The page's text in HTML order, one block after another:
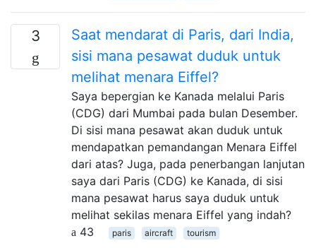
3
Saat mendarat di Paris, dari India,
sisi mana pesawat duduk untuk
melihat menara Eiffel?
Saya bepergian ke Kanada melalui Paris
(CDG) dari Mumbai pada bulan Desember.
Di sisi mana pesawat akan duduk untuk
mendapatkan pemandangan Menara Eiffel
dari atas? Juga, pada penerbangan lanjutan
saya dari Paris (CDG) ke Kanada, di sisi
mana pesawat harus saya duduk untuk
melihat sekilas menara Eiffel yang indah?
43
paris aircraft tourism